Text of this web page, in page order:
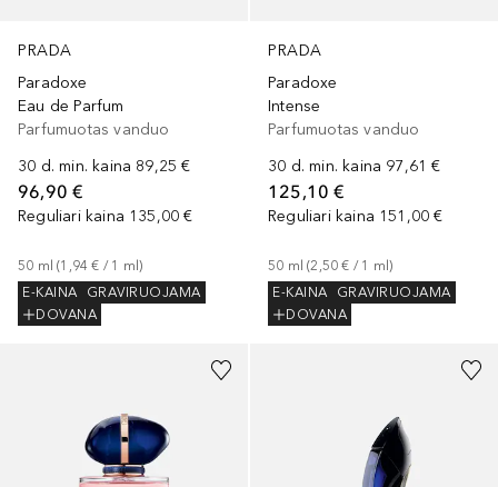
PRADA
Paradoxe
Eau de Parfum
Parfumuotas vanduo
30 d. min. kaina 89,25 €
96,90 €
Reguliari kaina 135,00 €
50 ml (1,94 € / 1 ml)
E-KAINA
GRAVIRUOJAMA
DOVANA
PRADA
Paradoxe
Intense
Parfumuotas vanduo
30 d. min. kaina 97,61 €
125,10 €
Reguliari kaina 151,00 €
50 ml (2,50 € / 1 ml)
E-KAINA
GRAVIRUOJAMA
DOVANA